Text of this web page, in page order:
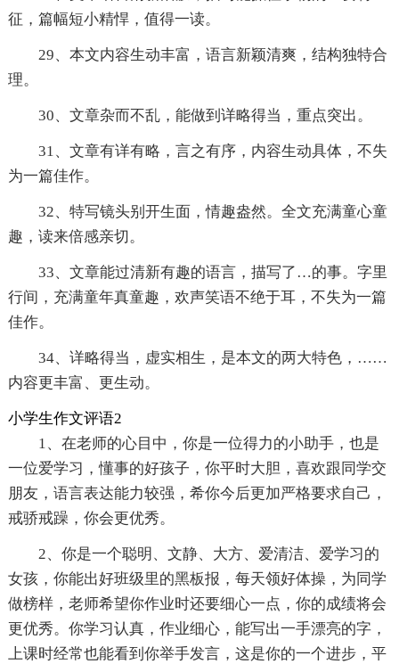
征，篇幅短小精悍，值得一读。
29、本文内容生动丰富，语言新颖清爽，结构独特合
理。
30、文章杂而不乱，能做到详略得当，重点突出。
31、文章有详有略，言之有序，内容生动具体，不失
为一篇佳作。
32、特写镜头别开生面，情趣盎然。全文充满童心童
趣，读来倍感亲切。
33、文章能过清新有趣的语言，描写了…的事。字里
行间，充满童年真童趣，欢声笑语不绝于耳，不失为一篇
佳作。
34、详略得当，虚实相生，是本文的两大特色，……
内容更丰富、更生动。
小学生作文评语2
1、在老师的心目中，你是一位得力的小助手，也是
一位爱学习，懂事的好孩子，你平时大胆，喜欢跟同学交
朋友，语言表达能力较强，希你今后更加严格要求自己，
戒骄戒躁，你会更优秀。
2、你是一个聪明、文静、大方、爱清洁、爱学习的
女孩，你能出好班级里的黑板报，每天领好体操，为同学
做榜样，老师希望你作业时还要细心一点，你的成绩将会
更优秀。你学习认真，作业细心，能写出一手漂亮的字，
上课时经常也能看到你举手发言，这是你的一个进步，平